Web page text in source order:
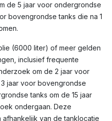
de 5 jaar voor ondergrondse
bovengrondse tanks die na 1
(6000 liter) of meer gelden
inclusief frequente
om de 2 jaar voor
jaar voor bovengrondse
tanks om de 15 jaar
ondergaan. Deze
van de tanklocatie